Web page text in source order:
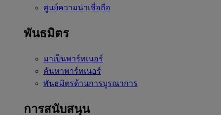
ศูนย์ความน่าเชื่อถือ
พันธมิตร
มาเป็นพาร์ทเนอร์
ค้นหาพาร์ทเนอร์
พันธมิตรด้านการบูรณาการ
การสนับสนุน